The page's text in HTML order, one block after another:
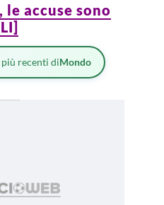
accuse sono
recenti diMondo